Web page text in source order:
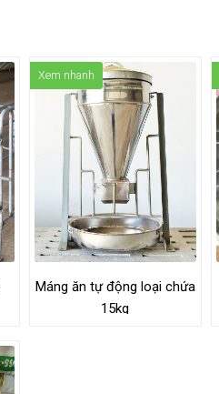
Máng ăn tự động loại chứa
15kg
Xem nhanh